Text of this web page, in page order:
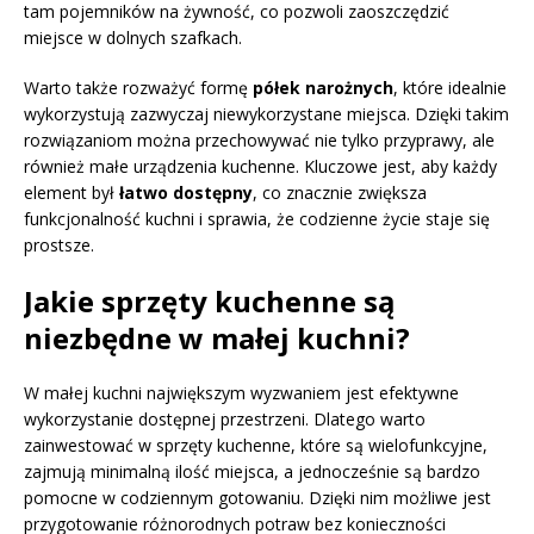
tam pojemników na żywność, co pozwoli zaoszczędzić
miejsce w dolnych szafkach.
Warto także rozważyć formę półek narożnych, które idealnie
wykorzystują zazwyczaj niewykorzystane miejsca. Dzięki takim
rozwiązaniom można przechowywać nie tylko przyprawy, ale
również małe urządzenia kuchenne. Kluczowe jest, aby każdy
element był łatwo dostępny, co znacznie zwiększa
funkcjonalność kuchni i sprawia, że codzienne życie staje się
prostsze.
Jakie sprzęty kuchenne są
niezbędne w małej kuchni?
W małej kuchni największym wyzwaniem jest efektywne
wykorzystanie dostępnej przestrzeni. Dlatego warto
zainwestować w sprzęty kuchenne, które są wielofunkcyjne,
zajmują minimalną ilość miejsca, a jednocześnie są bardzo
pomocne w codziennym gotowaniu. Dzięki nim możliwe jest
przygotowanie różnorodnych potraw bez konieczności